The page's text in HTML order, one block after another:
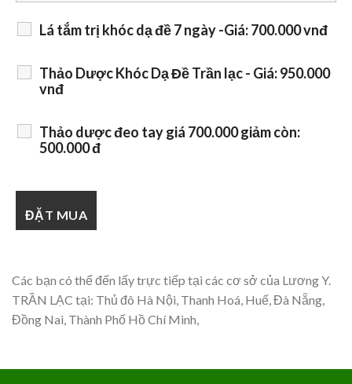
Lá tắm trị khóc dạ đề 7 ngày -Giá: 700.000 vnđ
Thảo Dược Khóc Dạ Đề Trần lạc - Giá: 950.000
vnđ
Thảo dược đeo tay giá 700.000 giảm còn:
500.000 đ
Các bạn có thể đến lấy trực tiếp tại các cơ sở của Lương Y.
TRẦN LẠC tại: Thủ đô Hà Nội, Thanh Hoá, Huế, Đà Nẵng,
Đồng Nai, Thành Phố Hồ Chí Minh,